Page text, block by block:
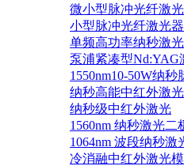
微小型脉冲光纤激
小型脉冲光纤激光器
单频高功率纳秒激
泵浦紧凑型Nd:YAG
1550nm10-50W纳秒
纳秒高能中红外激光
纳秒级中红外激光
1560nm 纳秒激光二
1064nm 波段纳秒激
冷消融中红外激光